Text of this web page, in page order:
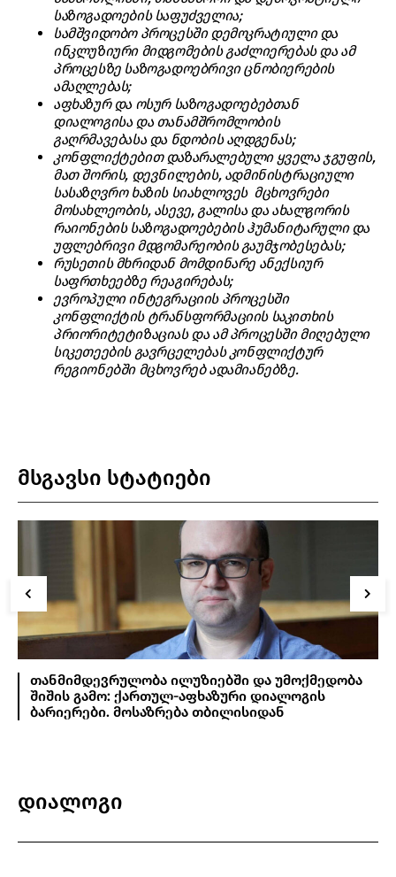
საზოგადოების საფუძველია;
სამშვიდობო პროცესში დემოკრატიული და
ინკლუზიური მიდგომების გაძლიერებას და ამ
პროცესზე საზოგადოებრივი ცნობიერების
ამაღლებას;
აფხაზურ და ოსურ საზოგადოებებთან
დიალოგისა და თანამშრომლობის
გაღრმავებასა და ნდობის აღდგენას;
კონფლიქტებით დაზარალებული ყველა ჯგუფის,
მათ შორის, დევნილების, ადმინისტრაციული
სასაზღვრო ხაზის სიახლოვეს მცხოვრები
მოსახლეობის, ასევე, გალისა და ახალგორის
რაიონების საზოგადოებების ჰუმანიტარული და
უფლებრივი მდგომარეობის გაუმჯობესებას;
რუსეთის მხრიდან მომდინარე ანექსიურ
საფრთხეებზე რეაგირებას;
ევროპული ინტეგრაციის პროცესში
კონფლიქტის ტრანსფორმაციის საკითხის
პრიორიტეტიზაციას და ამ პროცესში მიღებული
სიკეთეების გავრცელებას კონფლიქტურ
რეგიონებში მცხოვრებ ადამიანებზე.
მსგავსი სტატიები
თანმიმდევრულობა ილუზიებში და უმოქმედობა
შიშის გამო: ქართულ-აფხაზური დიალოგის
ბარიერები. მოსაზრება თბილისიდან
დიალოგი